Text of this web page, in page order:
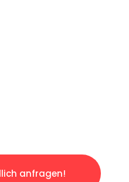
anfragen!